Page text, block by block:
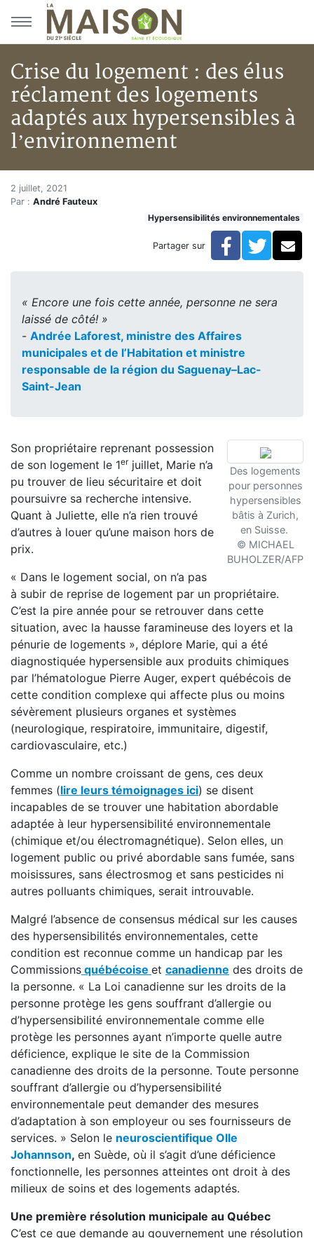
Aller au menu principal
Aller au contenu principal
Crise du logement : des élus
réclament des logements
adaptés aux hypersensibles à
l’environnement
Accueil
Articles
Hypersensibilités environnementales
Crise du logement : des élus réclament des
Crise du logement : des élus
2 juillet, 2021
Par : André Fauteux
Hypersensibilités environnementales
Partager sur Facebook
« Encore une fois cette année, personne ne sera
laissé de côté! »
- Andrée Laforest, ministre des Affaires
municipales et de l’Habitation et ministre
responsable de la région du Saguenay–Lac-
Saint-Jean
Des logements
pour personnes
hypersensibles
bâtis à Zurich,
en Suisse.
© MICHAEL
BUHOLZER/AFP
Son propriétaire reprenant possession
de son logement le 1erjuillet, Marie n’a
pu trouver de lieu sécuritaire et doit
poursuivre sa recherche intensive.
Quant à Juliette, elle n’a rien trouvé
d’autres à louer qu’une maison hors de
prix.
« Dans le logement social, on n’a pas
à subir de reprise de logement par un propriétaire.
C’est la pire année pour se retrouver dans cette
situation, avec la hausse faramineuse des loyers et la
pénurie de logements », déplore Marie, qui a été
diagnostiquée hypersensible aux produits chimiques
par l’hématologue Pierre Auger, expert québécois de
cette condition complexe qui affecte plus ou moins
sévèrement plusieurs organes et systèmes
(neurologique, respiratoire, immunitaire, digestif,
cardiovasculaire, etc.)
Comme un nombre croissant de gens, ces deux
femmes (lire leurs témoignages ici) se disent
incapables de se trouver une habitation abordable
adaptée à leur hypersensibilité environnementale
(chimique et/ou électromagnétique). Selon elles, un
logement public ou privé abordable sans fumée, sans
moisissures, sans électrosmog et sans pesticides ni
autres polluants chimiques, serait introuvable.
Malgré l’absence de consensus médical sur les causes
des hypersensibilités environnementales, cette
condition est reconnue comme un handicap par les
Commissions québécoise et canadienne des droits de
la personne. « La Loi canadienne sur les droits de la
personne protège les gens souffrant d’allergie ou
d’hypersensibilité environnementale comme elle
protège les personnes ayant n’importe quelle autre
déficience, explique le site de la Commission
canadienne des droits de la personne. Toute personne
souffrant d’allergie ou d’hypersensibilité
environnementale peut demander des mesures
d’adaptation à son employeur ou ses fournisseurs de
services. » Selon le neuroscientifique Olle
Johannson, en Suède, où il s’agit d’une déficience
fonctionnelle, les personnes atteintes ont droit à des
milieux de soins et des logements adaptés.
Une première résolution municipale au Québec
C’est ce que demande au gouvernement une résolution